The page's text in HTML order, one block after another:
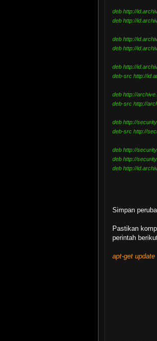
deb http://
deb http://
deb http://
deb http://
deb http://
deb-src http://
deb http://
deb-src http://
deb http://
deb-src http://
deb http://
deb http://
deb http://
Simpan
Pastikan
perintah
apt-get update